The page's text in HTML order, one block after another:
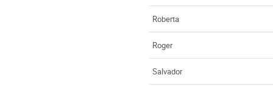
Roberta
Roger
Salvador